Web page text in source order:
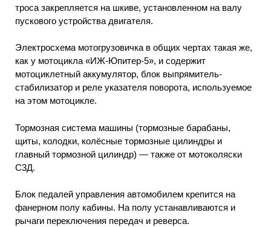
троса закрепляется на шкиве, установленном на валу
пускового устройства двигателя.
Электросхема мотогрузовичка в общих чертах такая же,
как у мотоцикла «ИЖ-Юпитер-5», и содержит
мотоциклетный аккумулятор, блок выпрямитель-
стабилизатор и реле указателя поворота, используемое
на этом мотоцикле.
Тормозная система машины (тормозные барабаны,
щиты, колодки, колёсные тормозные цилиндры и
главный тормозной цилиндр) — также от мотоколяски
С3Д.
Блок педалей управления автомобилем крепится на
фанерном полу кабины. На полу устанавливаются и
рычаги переключения передач и реверса.